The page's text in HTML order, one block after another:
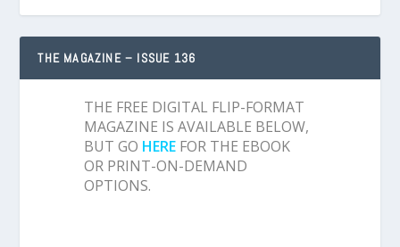
THE MAGAZINE – ISSUE 136
THE FREE DIGITAL FLIP-FORMAT
MAGAZINE IS AVAILABLE BELOW,
BUT GO HERE FOR THE EBOOK
OR PRINT-ON-DEMAND
OPTIONS.